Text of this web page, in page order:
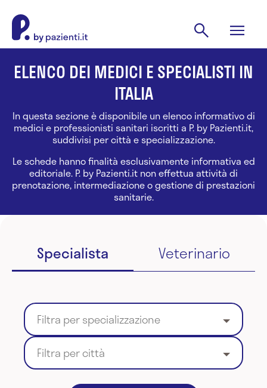
ELENCO DEI MEDICI E SPECIALISTI IN
ITALIA
In questa sezione è disponibile un elenco informativo di
medici e professionisti sanitari iscritti a P. by Pazienti.it,
suddivisi per città e specializzazione.
Le schede hanno finalità esclusivamente informativa ed
editoriale. P. by Pazienti.it non effettua attività di
prenotazione, intermediazione o gestione di prestazioni
sanitarie.
Specialista Veterinario
Filtra per specializzazione
Filtra per città